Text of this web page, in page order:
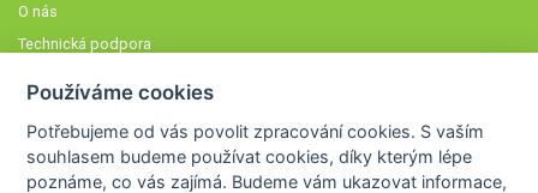
O nás
Technická podpora
Členové STOBklubu
Zásady nakládání s osobními údaji
Používáme cookies
Potřebujeme od vás povolit zpracování cookies. S vaším
souhlasem budeme používat cookies, díky kterým lépe
poznáme,co vás zajímá. Budeme vám ukazovat informace,